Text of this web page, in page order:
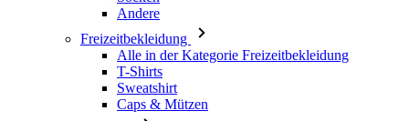
Andere
Freizeitbekleidung
Alle in der Kategorie Freizeitbekleidung
T-Shirts
Sweatshirt
Caps & Mützen